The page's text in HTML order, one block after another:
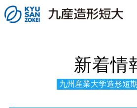
新着情
九州産業大学造形短